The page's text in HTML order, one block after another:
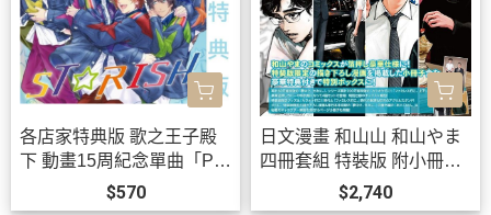
各店家特典版 歌之王子殿
下 動畫15周紀念單曲「PRI
SM FOREVER!」STRISH
*10/21發售!
$570
日文漫畫 和山山 和山やま
四冊套組 特裝版 附小冊
子、立牌 去唱卡拉OK吧、
為你著迷*12/11發售!
$2,740